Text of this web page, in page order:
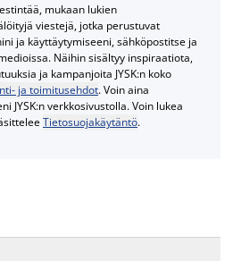
mukaan lukien
viestejä, jotka perustuvat
ja käyttäytymiseeni, sähköpostitse ja
Näihin sisältyy inspiraatiota,
ja kampanjoita JYSK:n koko
ja toimitusehdot. Voin aina
JYSK:n verkkosivustolla. Voin lukea
Tietosuojakäytäntö.